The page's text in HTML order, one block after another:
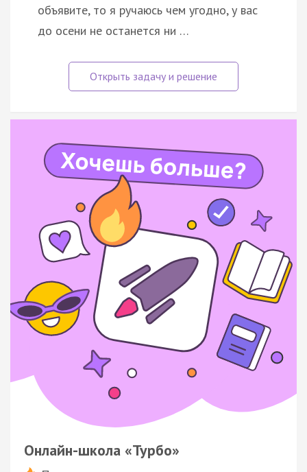
объявите, то я ручаюсь чем угодно, у вас
до осени не останется ни …
Онлайн-школа «Турбо»